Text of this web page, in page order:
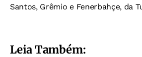
Santos, Grêmio e Fenerbahçe, da
Leia Também: